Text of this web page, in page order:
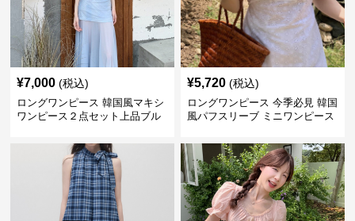
ー
6560(割引前)
ロングワンピース 今季必須 韓国
風チェック柄ミニワンピース
¥6,400 (税込)
今季新作 韓国風 フリル袖 刺繍
リボン ロングワンピース